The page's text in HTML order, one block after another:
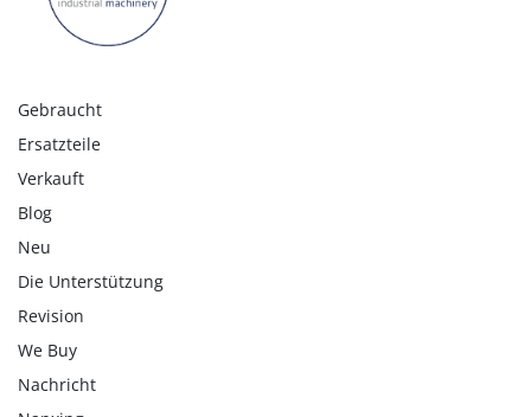
Gebraucht
Ersatzteile
Verkauft
Blog
Neu
Die Unterstützung
Revision
We Buy
Nachricht